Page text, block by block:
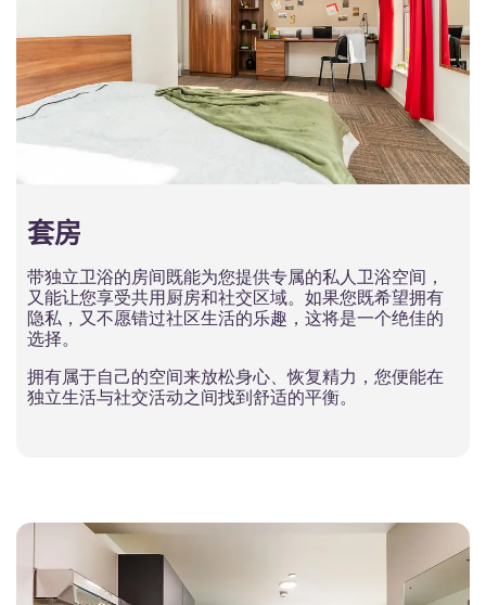
套房
带独立卫浴的房间既能为您提供专属的私人卫浴空间，
又能让您享受共用厨房和社交区域。如果您既希望拥有
隐私，又不愿错过社区生活的乐趣，这将是一个绝佳的
选择。
拥有属于自己的空间来放松身心、恢复精力，您便能在
独立生活与社交活动之间找到舒适的平衡。